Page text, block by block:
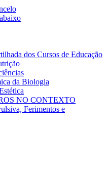
dos Cursos de Educação
da Biologia
NO CONTEXTO
Ferimentos e